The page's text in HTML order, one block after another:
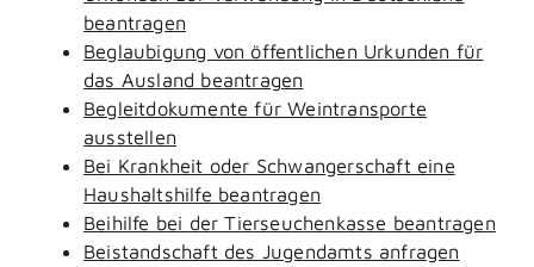
beantragen
Beglaubigung von öffentlichen Urkunden für
das Ausland beantragen
Begleitdokumente für Weintransporte
ausstellen
Bei Krankheit oder Schwangerschaft eine
Haushaltshilfe beantragen
Beihilfe bei der Tierseuchenkasse beantragen
Beistandschaft des Jugendamts anfragen